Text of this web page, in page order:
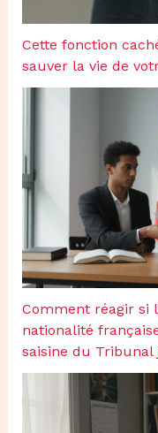
Cette fonction
sauver la vie de
Comment réagir si
nationalité
saisine du Tribunal